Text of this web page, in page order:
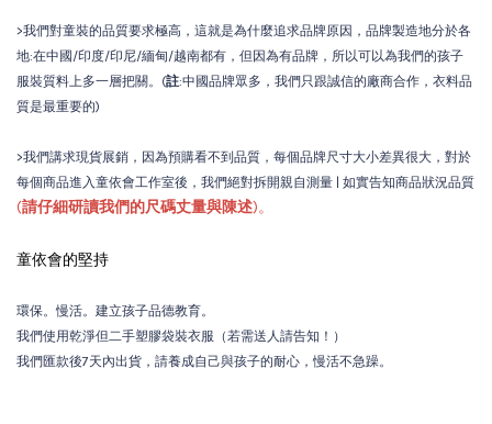
>我們對童裝的品質要求極高，這就是為什麼追求品牌原因，品牌製造地分於各
地:在中國/印度/印尼/緬甸/越南都有，但因為有品牌，所以可以為我們的孩子
服裝質料上多一層把關。(註:中國品牌眾多，我們只跟誠信的廠商合作，衣料品
質是最重要的)
>我們講求現貨展銷，因為預購看不到品質，每個品牌尺寸大小差異很大，對於
每個商品進入童依會工作室後，我們絕對拆開親自測量 | 如實告知商品狀況品質
(請仔細研讀我們的尺碼丈量與陳述)。
童依會的堅持
環保。慢活。建立孩子品德教育。
我們使用乾淨但二手塑膠袋裝衣服（若需送人請告知！）
我們匯款後7天內出貨，請養成自己與孩子的耐心，慢活不急躁。